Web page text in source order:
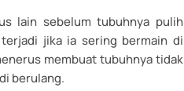
lain sebelum tubuhnya pulih
jika ia sering bermain di
membuat tubuhnya tidak
berulang.